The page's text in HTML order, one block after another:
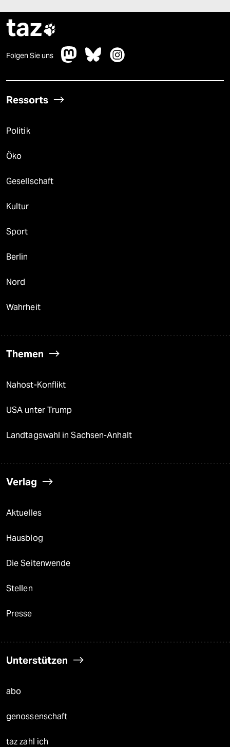
taz
Folgen Sie uns
Ressorts
Politik
Öko
Gesellschaft
Kultur
Sport
Berlin
Nord
Wahrheit
Themen
Nahost-Konflikt
USA unter Trump
Landtagswahl in Sachsen-Anhalt
Verlag
Aktuelles
Hausblog
Die Seitenwende
Stellen
Presse
Unterstützen
abo
genossenschaft
taz zahl ich